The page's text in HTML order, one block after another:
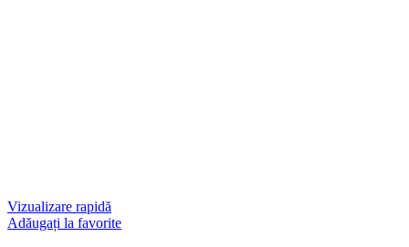
Vizualizare rapidă
Adăugați la favorite